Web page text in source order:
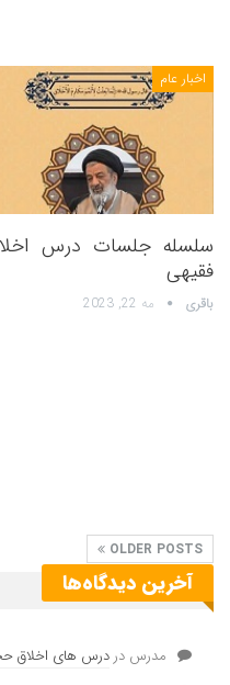
اخبار عام
سلسله جلسات درس
فقیهی
باقری مه 22, 2023
OLDER POSTS
آخرین دیدگاه‌ها
مدرس دردرس های اخلاق